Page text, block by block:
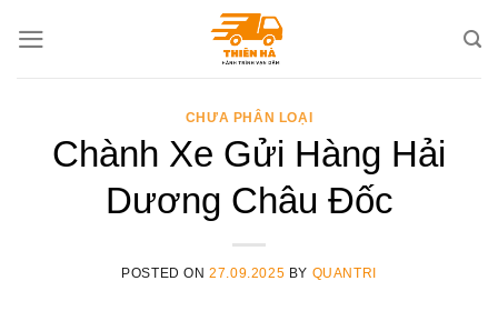
CHƯA PHÂN LOẠI
Chành Xe Gửi Hàng Hải
Dương Châu Đốc
POSTED ON27.09.2025 BY QUANTRI